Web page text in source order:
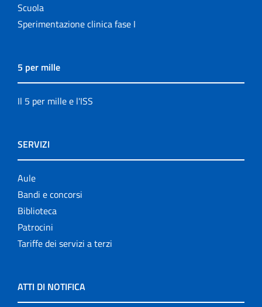
Scuola
Sperimentazione clinica fase I
5 per mille
Il 5 per mille e l'ISS
SERVIZI
Aule
Bandi e concorsi
Biblioteca
Patrocini
Tariffe dei servizi a terzi
ATTI DI NOTIFICA